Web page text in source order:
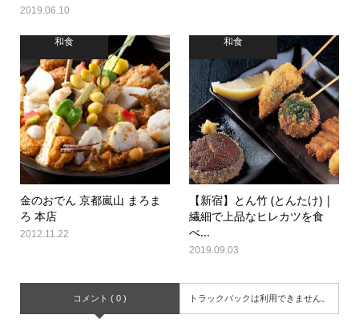
2019.06.10
和食
金のおでん 京都嵐山 まろま
ろ 本店
2012.11.22
和食
【新宿】とん竹 (とんたけ) |
繊細で上品なヒレカツを食
べ...
2019.09.03
コメント ( 0 ) トラックバックは利用できません。